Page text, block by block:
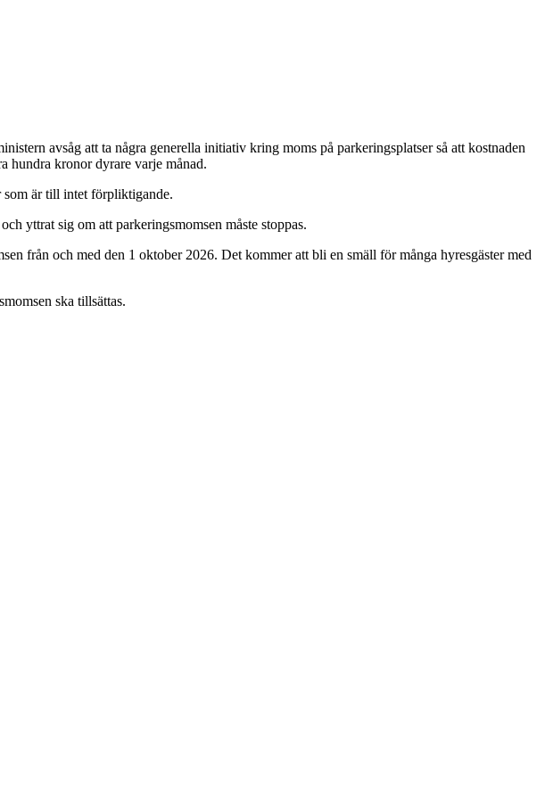
avsåg att ta några generella initiativ kring moms på parkeringsplatser så att kostnaden
hundra kronor dyrare varje månad.
som är till intet förpliktigande.
yttrat sig om att parkeringsmomsen måste stoppas.
från och med den 1 oktober 2026. Det kommer att bli en smäll för många hyresgäster med
ska tillsättas.